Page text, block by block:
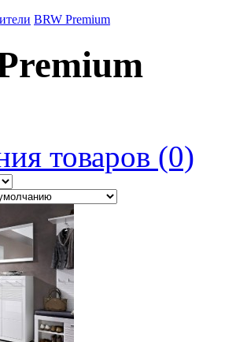
BRW Premium
товаров (0)